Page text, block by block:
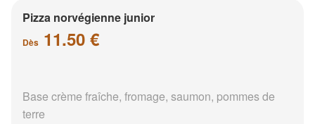
Pizza norvégienne junior
Dès 11.50 €
Base crème fraîche, fromage, saumon, pommes de
terre